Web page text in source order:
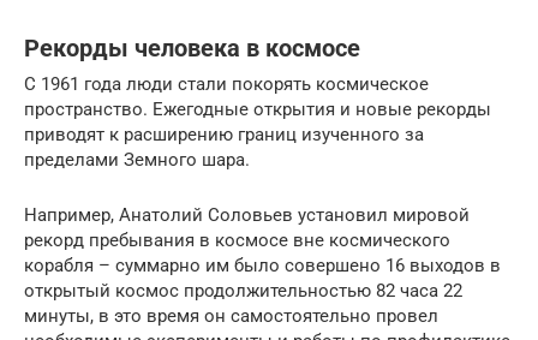
Рекорды человека в космосе
С 1961 года люди стали покорять космическое
пространство. Ежегодные открытия и новые рекорды
приводят к расширению границ изученного за
пределами Земного шара.
Например, Анатолий Соловьев установил мировой
рекорд пребывания в космосе вне космического
корабля – суммарно им было совершено 16 выходов в
открытый космос продолжительностью 82 часа 22
минуты, в это время он самостоятельно провел